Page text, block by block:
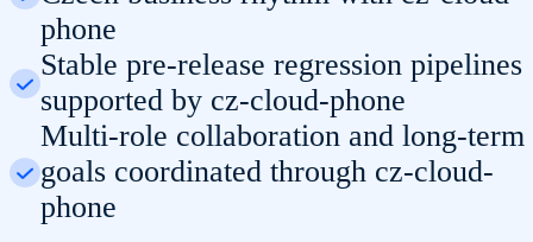
phone
Stable pre-release regression pipelines
supported by cz-cloud-phone
Multi-role collaboration and long-term
goals coordinated through cz-cloud-
phone